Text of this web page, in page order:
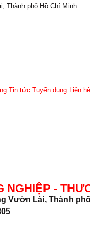
Thành phố Hồ Chí Minh
Tin tức Tuyển dụng Liên hệ
NGHIỆP -
Vườn Lài, Thành